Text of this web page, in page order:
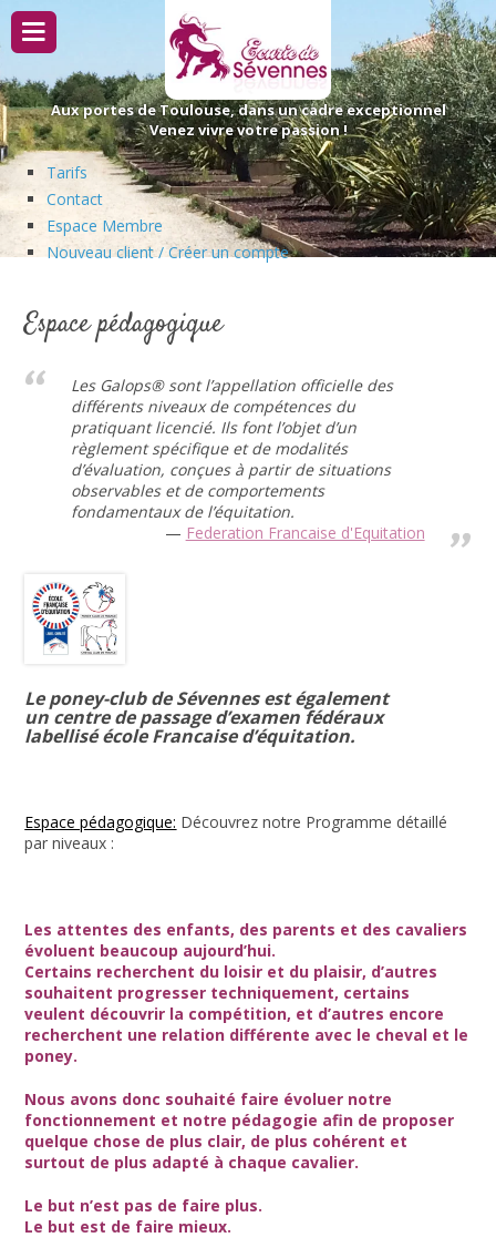
Passer
contenu
Aux portes de Toulouse, dans un cadre exceptionnel
Venez vivre votre passion !
Tarifs
Contact
Espace Membre
Nouveau client / Créer un compte
Espace pédagogique
Les Galops® sont l’appellation officielle des
différents niveaux de compétences du
pratiquant licencié. Ils font l’objet d’un
règlement spécifique et de modalités
d’évaluation, conçues à partir de situations
observables et de comportements
fondamentaux de l’équitation.
Federation Francaise d'Equitation
Le poney-club de Sévennes est également
un centre de passage d’examen fédéraux
labellisé école Francaise d’équitation.
Espace pédagogique: Découvrez notre Programme détaillé
par niveaux :
Les attentes des enfants, des parents et des cavaliers
évoluent beaucoup aujourd’hui.
Certains recherchent du loisir et du plaisir, d’autres
souhaitent progresser techniquement, certains
veulent découvrir la compétition, et d’autres encore
recherchent une relation différente avec le cheval et le
poney.
Nous avons donc souhaité faire évoluer notre
fonctionnement et notre pédagogie afin de proposer
quelque chose de plus clair, de plus cohérent et
surtout de plus adapté à chaque cavalier.
Le but n’est pas de faire plus.
Le but est de faire mieux.